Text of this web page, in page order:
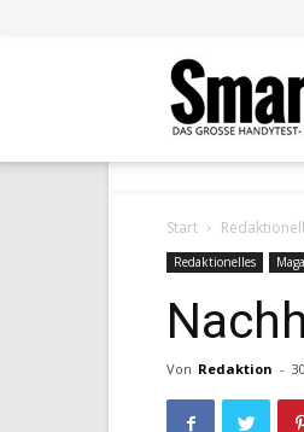
Start
Redaktionelles
Von Redaktion -